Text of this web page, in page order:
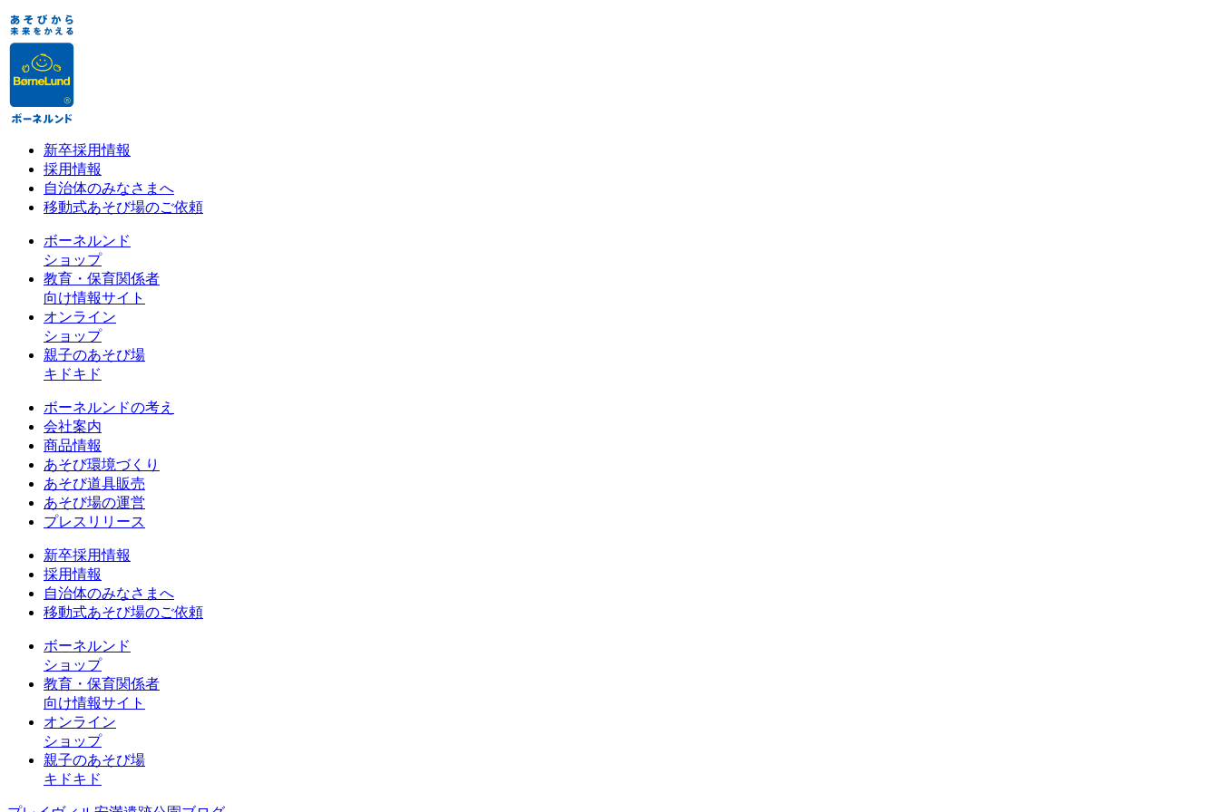
新卒採用情報
採用情報
自治体のみなさまへ
移動式あそび場のご依頼
ボーネルンド
ショップ
教育・保育関係者
向け情報サイト
オンライン
ショップ
親子のあそび場
キドキド
ボーネルンドの考え
会社案内
商品情報
あそび環境づくり
あそび道具販売
あそび場の運営
プレスリリース
新卒採用情報
採用情報
自治体のみなさまへ
移動式あそび場のご依頼
ボーネルンド
ショップ
教育・保育関係者
向け情報サイト
オンライン
ショップ
親子のあそび場
キドキド